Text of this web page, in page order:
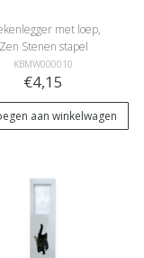
met loep,
Zen Stenen stapel
KBMW000010
€4,15
aan winkelwagen